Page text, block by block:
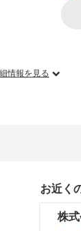
情報を見る
お近く
株